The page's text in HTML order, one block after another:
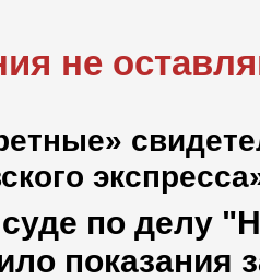
не
по делу
показания